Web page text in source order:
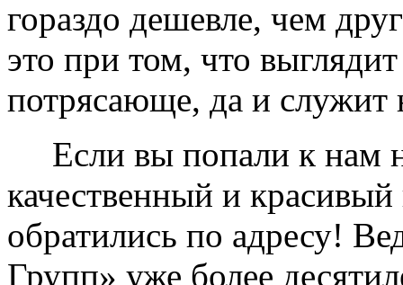
гораздо дешевле, чем
это при том, что
потрясающе, да и служит
Если вы попали к нам
качественный и
обратились по адресу!
Групп» уже более